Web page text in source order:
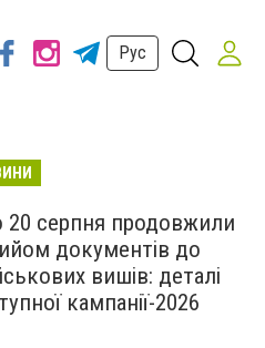
Рус
20 серпня продовжили
документів до
вишів: деталі
кампанії-2026